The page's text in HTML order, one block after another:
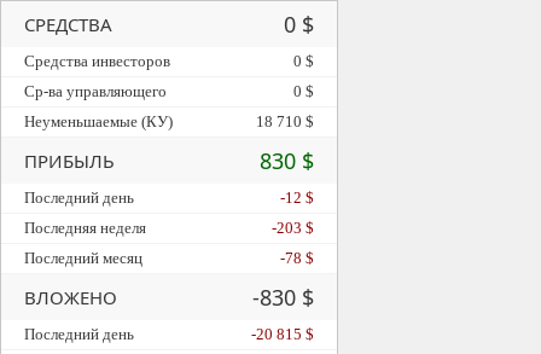
СРЕДСТВА 0 $
Средства инвесторов
0 $
Ср-ва управляющего
0 $
Неуменьшаемые (КУ)
18 710 $
ПРИБЫЛЬ 830 $
Последний день
-12 $
Последняя неделя
-203 $
Последний месяц
-78 $
ВЛОЖЕНО -830 $
Последний день
-20 815 $